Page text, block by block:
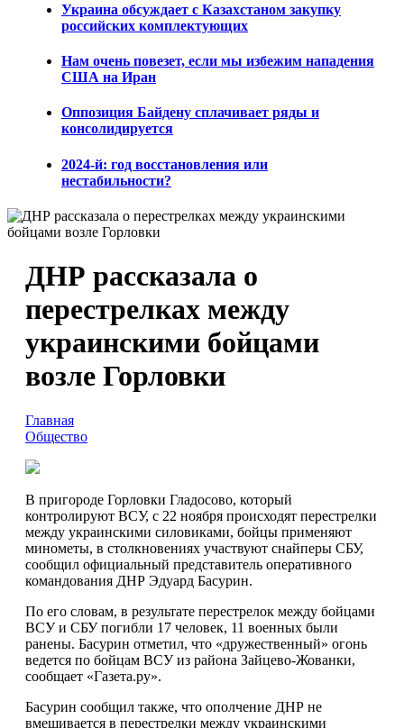
Украина обсуждает с Казахстаном закупку
российских комплектующих
Нам очень повезет, если мы избежим нападения
США на Иран
Оппозиция Байдену сплачивает ряды и
консолидируется
2024-й: год восстановления или
нестабильности?
ДНР рассказала о
перестрелках между
украинскими бойцами
возле Горловки
Главная
Общество
В пригороде Горловки Гладосово, который
контролируют ВСУ, с 22 ноября происходят перестрелки
между украинскими силовиками, бойцы применяют
минометы, в столкновениях участвуют снайперы СБУ,
сообщил официальный представитель оперативного
командования ДНР Эдуард Басурин.
По его словам, в результате перестрелок между бойцами
ВСУ и СБУ погибли 17 человек, 11 военных были
ранены. Басурин отметил, что «дружественный» огонь
ведется по бойцам ВСУ из района Зайцево-Жованки,
сообщает «Газета.ру».
Басурин сообщил также, что ополчение ДНР не
вмешивается в перестрелки между украинскими